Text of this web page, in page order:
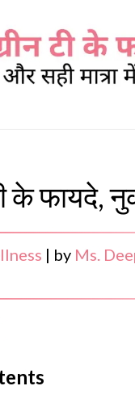
के फायदे,
| by Ms.